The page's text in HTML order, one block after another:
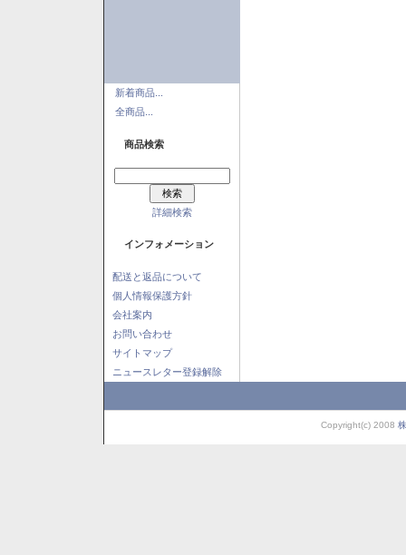
新着商品...
全商品...
商品検索
詳細検索
インフォメーション
配送と返品について
個人情報保護方針
会社案内
お問い合わせ
サイトマップ
ニュースレター登録解除
Copyright(c) 2008